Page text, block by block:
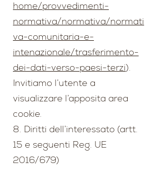
home/provvedimenti-
normativa/normativa/normati
va-comunitaria-e-
intenazionale/trasferimento-
dei-dati-verso-paesi-terzi).
Invitiamo l’utente a
visualizzare l’apposita area
cookie.
8. Diritti dell’interessato (artt.
15 e seguenti Reg. UE
2016/679)